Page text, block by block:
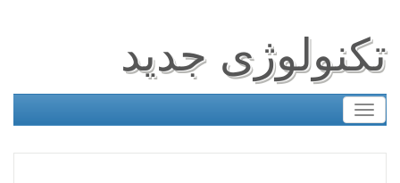
تکنولوژی جدید
Toggle
navigation